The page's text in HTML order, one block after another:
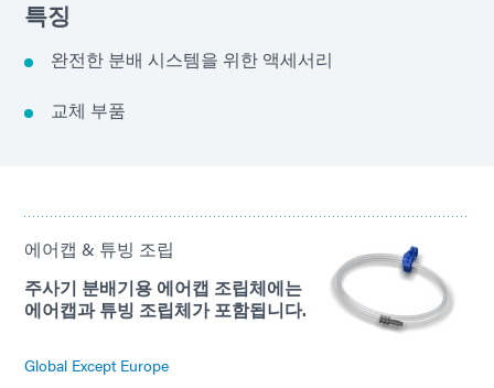
특징
완전한 분배 시스템을 위한 액세서리
교체 부품
에어캡 & 튜빙 조립
주사기 분배기용 에어캡 조립체에는
에어캡과 튜빙 조립체가 포함됩니다.
Global Except Europe